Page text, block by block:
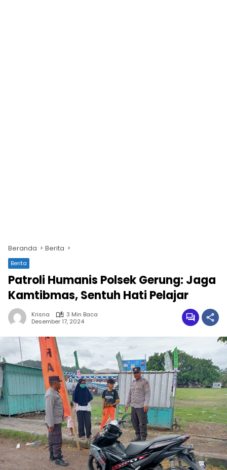
Beranda Berita
Berita
Patroli Humanis Polsek Gerung: Jaga
Kamtibmas, Sentuh Hati Pelajar
Krisna
3 Min Baca
Desember 17, 2024